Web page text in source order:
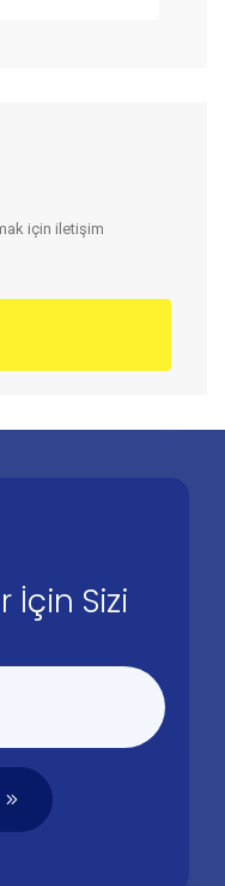
için iletişim
İçin Sizi